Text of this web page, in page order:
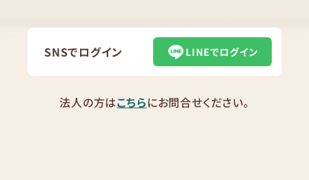
SNSでログイン LINEでログイン
法人の方はこちらにお問合せください。